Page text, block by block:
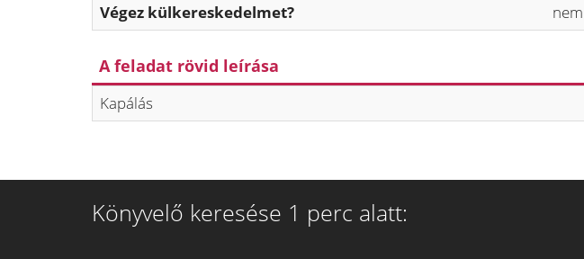
Végez külkereskedelmet?
nem
A feladat rövid leírása
Kapálás
Könyvelő keresése 1 perc alatt: